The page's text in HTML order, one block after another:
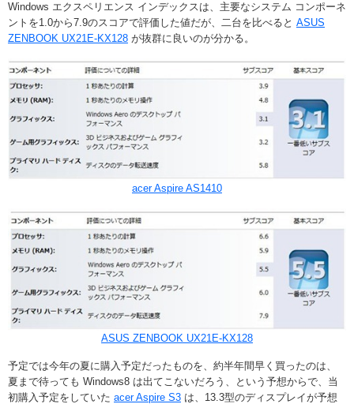
Windows エクスペリエンス インデックスは、主要なシステム コンポーネ
ントを1.0から7.9のスコアで評価した値だが、二台を比べると ASUS
ZENBOOK UX21E-KX128 が抜群に良いのが分かる。
acer Aspire AS1410
ASUS ZENBOOK UX21E-KX128
予定では今年の夏に購入予定だったものを、約半年間早く買ったのは、
夏まで待っても Windows8 は出てこないだろう、という予想からで、当
初購入予定をしていた acer Aspire S3 は、13.3型のディスプレイが予想